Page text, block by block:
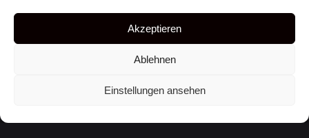
Akzeptieren
Ablehnen
Einstellungen ansehen
Deine E-Mail-Adresse wird nicht veröffentlicht.
Erforderliche Felder sind mit*markiert